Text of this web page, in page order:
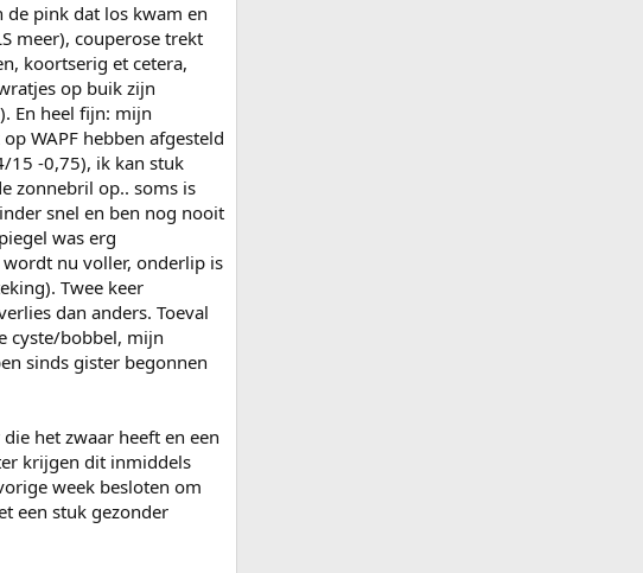
pink dat los kwam en
meer), couperose trekt
koortserig et cetera,
op buik zijn
En heel fijn: mijn
WAPF hebben afgesteld
15 -0,75), ik kan stuk
zonnebril op.. soms is
snel en ben nog nooit
was erg
nu voller, onderlip is
Twee keer
dan anders. Toeval
cyste/bobbel, mijn
sinds gister begonnen
het zwaar heeft en een
krijgen dit inmiddels
week besloten om
een stuk gezonder